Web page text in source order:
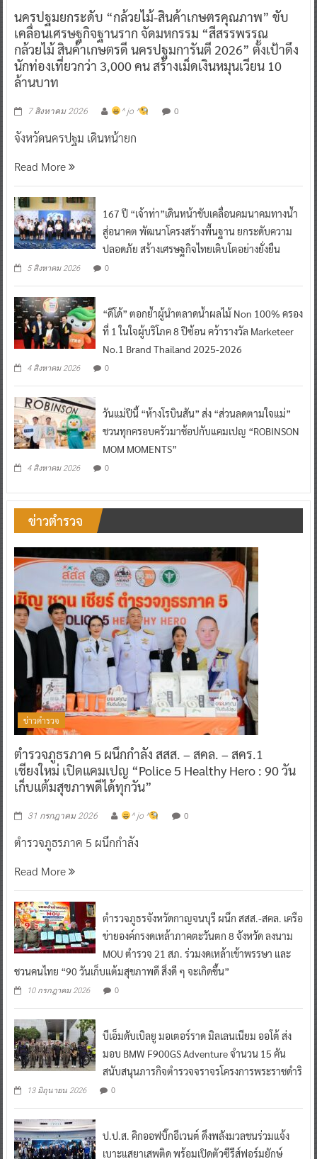
นครปฐมยกระดับ “กล้วยไม้-สินค้าเกษตรคุณภาพ” ขับ
เคลื่อนเศรษฐกิจฐานราก จัดมหกรรม “สีสรรพรรณ
กล้วยไม้ สินค้าเกษตรดี นครปฐมการันตี 2026” ตั้งเป้าดึง
นักท่องเที่ยวกว่า 3,000 คน สร้างเม็ดเงินหมุนเวียน 10
ล้านบาท
7 สิงหาคม 2026 ^ jo ^ 0
จังหวัดนครปฐม เดินหน้ายก
Read More
167 ปี “เจ้าท่า”เดินหน้าขับเคลื่อนคมนาคมทางน้ำ
สู่อนาคต พัฒนาโครงสร้างพื้นฐาน ยกระดับความ
ปลอดภัย สร้างเศรษฐกิจไทยเติบโตอย่างยั่งยืน
5 สิงหาคม 2026 0
“ดีโด้” ตอกย้ำผู้นำตลาดน้ำผลไม้ Non 100% ครอง
ที่ 1 ในใจผู้บริโภค 8 ปีซ้อน คว้ารางวัล Marketeer
No.1 Brand Thailand 2025-2026
4 สิงหาคม 2026 0
วันแม่ปีนี้ “ห้างโรบินสัน” ส่ง “ส่วนลดตามใจแม่”
ชวนทุกครอบครัวมาช้อปกับแคมเปญ “ROBINSON
MOM MOMENTS”
4 สิงหาคม 2026 0
ข่าวตำรวจ
ข่าวตำรวจ
ตำรวจภูธรภาค 5 ผนึกกำลัง สสส. – สคล. – สคร.1
เชียงใหม่ เปิดแคมเปญ “Police 5 Healthy Hero : 90 วัน
เก็บแต้มสุขภาพดีได้ทุกวัน”
31 กรกฎาคม 2026 ^ jo ^ 0
ตำรวจภูธรภาค 5 ผนึกกำลัง
Read More
ตำรวจภูธรจังหวัดกาญจนบุรี ผนึก สสส.-สคล. เครือ
ข่ายองค์กรงดเหล้าภาคตะวันตก 8 จังหวัด ลงนาม
MOU ตำรวจ 21 สภ. ร่วมงดเหล้าเข้าพรรษา และ
ชวนคนไทย “90 วันเก็บแต้มสุขภาพดี สิ่งดี ๆ จะเกิดขึ้น”
10 กรกฎาคม 2026 0
บีเอ็มดับเบิลยู มอเตอร์ราด มิลเลนเนียม ออโต้ ส่ง
มอบ BMW F900GS Adventure จำนวน 15 คัน
สนับสนุนภารกิจตำรวจจราจรโครงการพระราชดำริ
13 มิถุนายน 2026 0
ป.ป.ส. คิกออฟบิ๊กอีเวนต์ ดึงพลังมวลชนร่วมแจ้ง
เบาะแสยาเสพติด พร้อมเปิดตัวซีรีส์ฟอร์มยักษ์